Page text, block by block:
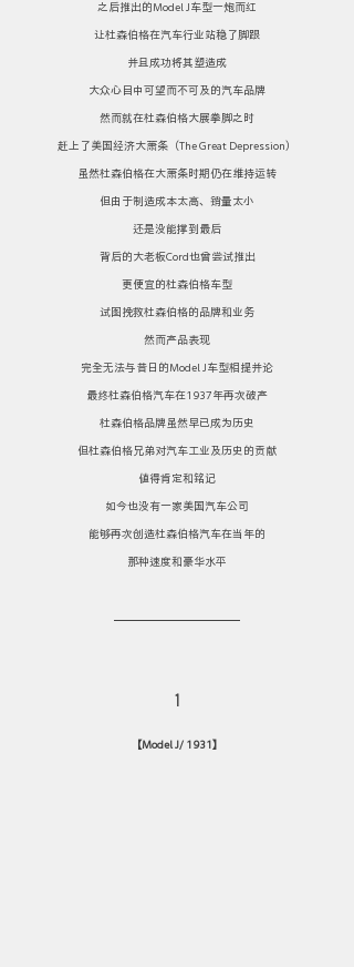
之后推出的Model J车型一炮而红
让杜森伯格在汽车行业站稳了脚跟
并且成功将其塑造成
大众心目中可望而不可及的汽车品牌
然而就在杜森伯格大展拳脚之时
赶上了美国经济大萧条（The Great Depression）
虽然杜森伯格在大萧条时期仍在维持运转
但由于制造成本太高、销量太小
还是没能撑到最后
背后的大老板Cord也曾尝试推出
更便宜的杜森伯格车型
试图挽救杜森伯格的品牌和业务
然而产品表现
完全无法与昔日的Model J车型相提并论
最终杜森伯格汽车在1937年再次破产
杜森伯格品牌虽然早已成为历史
但杜森伯格兄弟对汽车工业及历史的贡献
值得肯定和铭记
如今也没有一家美国汽车公司
能够再次创造杜森伯格汽车在当年的
那种速度和豪华水平
【Model J/ 1931】